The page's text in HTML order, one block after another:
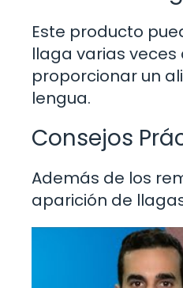
Este producto
llaga varias
proporcionar un
lengua.
Consejos
Además de los
aparición de